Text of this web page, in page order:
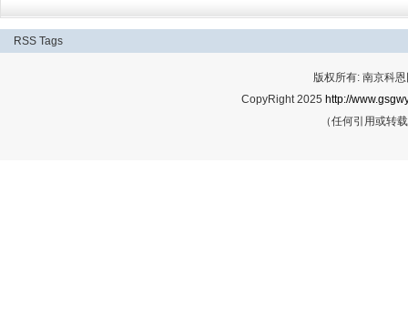
RSS Tags
版权所有: 南京科
CopyRight 2025 http://
（任何引用或转